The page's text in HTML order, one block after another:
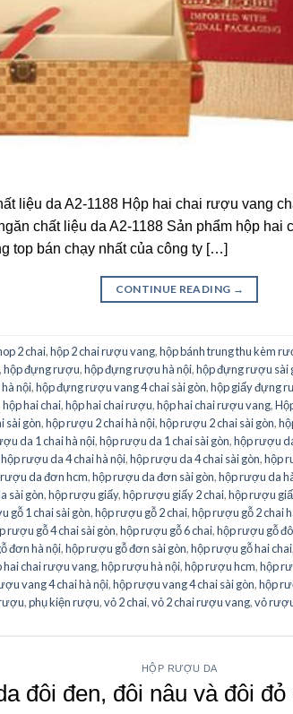
liệu da A2-1188 Hộp hai chai rượu vang
chất liệu da A2-1188 Sản phẩm hộp hai
top bán chạy nhất của công ty […]
CONTINUE READING →
2 chai,hộp 2 chai rượu vang,hộp bánh trung thu kèm
,hộp đựng rượu,hộp đựng rượu hà nội,hộp đựng rượu sài
nội,hộp đựng rượu vang 4 chai sài gòn,hộp giấy đựng
hộp hai chai,hộp hai chai rượu,hộp hai chai rượu vang,
sài gòn,hộp rượu 2 chai hà nội,hộp rượu 2 chai sài gòn,
da 1 chai hà nội,hộp rượu da 1 chai sài gòn,hộp rượu
hộp rượu da 4 chai hà nội,hộp rượu da 4 chai sài gòn,hộp
da đơn hcm,hộp rượu da đơn sài gòn,hộp rượu da
sài gòn,hộp rượu giấy,hộp rượu giấy 2 chai,hộp rượu
gỗ 1 chai sài gòn,hộp rượu gỗ 2 chai,hộp rượu gỗ 2 chai
rượu gỗ 4 chai sài gòn,hộp rượu gỗ 6 chai,hộp rượu gỗ
đơn hà nội,hộp rượu gỗ đơn sài gòn,hộp rượu gỗ hai chai,
hai chai rượu vang,hộp rượu hà nội,hộp rượu hcm,hộp
vang 4 chai hà nội,hộp rượu vang 4 chai sài gòn,hộp
,phụ kiện rượu,vỏ 2 chai,vỏ 2 chai rượu vang,vỏ
HỘP RƯỢU DA
đôi đen, đôi nâu và đôi